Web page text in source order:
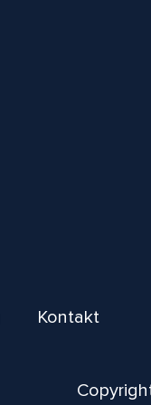
Kontakt